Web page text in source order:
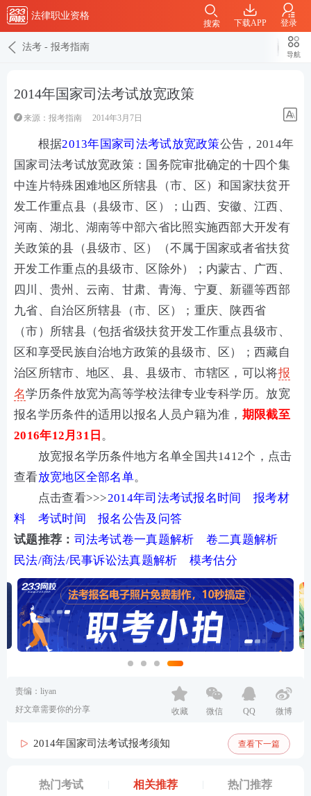
法律职业资格
下载APP 登录
搜索
法考 - 报考指南
导航
2014年国家司法考试放宽政策
来源： 报考指南 2014年3月7日
根据2013年国家司法考试放宽政策公告，2014年
国家司法考试放宽政策：国务院审批确定的十四个集
中连片特殊困难地区所辖县（市、区）和国家扶贫开
发工作重点县（县级市、区）；山西、安徽、江西、
河南、湖北、湖南等中部六省比照实施西部大开发有
关政策的县（县级市、区）（不属于国家或者省扶贫
开发工作重点的县级市、区除外）；内蒙古、广西、
四川、贵州、云南、甘肃、青海、宁夏、新疆等西部
九省、自治区所辖县（市、区）；重庆、陕西省
（市）所辖县（包括省级扶贫开发工作重点县级市、
区和享受民族自治地方政策的县级市、区）；西藏自
治区所辖市、地区、县、县级市、市辖区，可以将报
名学历条件放宽为高等学校法律专业专科学历。放宽
报名学历条件的适用以报名人员户籍为准， 期限截至
2016年12月31日 。
放宽报名学历条件地方名单全国共1412个，点击
查看放宽地区全部名单。
点击查看>>>2014年司法考试报名时间
报考材
料
考试时间
报名公告及问答
试题推荐： 司法考试卷一真题解析
卷二真题解析
民法/商法/民事诉讼法真题解析
模考估分
责编：liyan
好文章需要你的分享
收藏 微信 QQ 微博
2014年国家司法考试报考须知 查看下一篇
热门考试 相关推荐 热门推荐